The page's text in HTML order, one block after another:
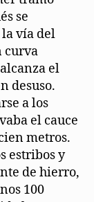
se
vía del
curva
el
desuso.
a los
el cauce
metros.
estribos y
de hierro,
100